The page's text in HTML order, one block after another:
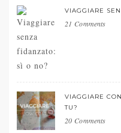
VIAGGIARE
21 Comments
VIAGGIARE
TU?
20 Comments